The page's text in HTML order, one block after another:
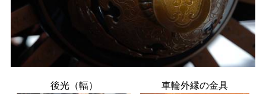
後光（輻） 車輪外縁の金具